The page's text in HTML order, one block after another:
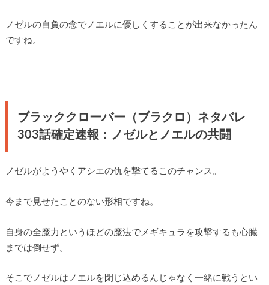
ノゼルの自負の念でノエルに優しくすることが出来なかったん
ですね。
ブラッククローバー（ブラクロ）ネタバレ
303話確定速報：ノゼルとノエルの共闘
ノゼルがようやくアシエの仇を撃てるこのチャンス。
今まで見せたことのない形相ですね。
自身の全魔力というほどの魔法でメギキュラを攻撃するも心臓
までは倒せず。
そこでノゼルはノエルを閉じ込めるんじゃなく一緒に戦うとい